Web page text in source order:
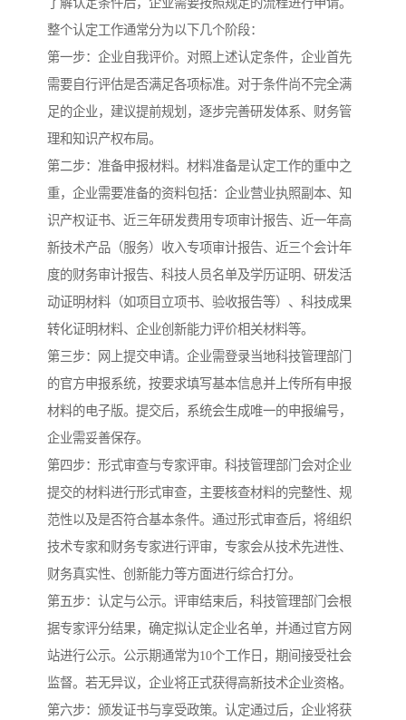
了解认定条件后，企业需要按照规定的流程进行申请。
整个认定工作通常分为以下几个阶段：
第一步：企业自我评价。对照上述认定条件，企业首先
需要自行评估是否满足各项标准。对于条件尚不完全满
足的企业，建议提前规划，逐步完善研发体系、财务管
理和知识产权布局。
第二步：准备申报材料。材料准备是认定工作的重中之
重，企业需要准备的资料包括：企业营业执照副本、知
识产权证书、近三年研发费用专项审计报告、近一年高
新技术产品（服务）收入专项审计报告、近三个会计年
度的财务审计报告、科技人员名单及学历证明、研发活
动证明材料（如项目立项书、验收报告等）、科技成果
转化证明材料、企业创新能力评价相关材料等。
第三步：网上提交申请。企业需登录当地科技管理部门
的官方申报系统，按要求填写基本信息并上传所有申报
材料的电子版。提交后，系统会生成唯一的申报编号，
企业需妥善保存。
第四步：形式审查与专家评审。科技管理部门会对企业
提交的材料进行形式审查，主要核查材料的完整性、规
范性以及是否符合基本条件。通过形式审查后，将组织
技术专家和财务专家进行评审，专家会从技术先进性、
财务真实性、创新能力等方面进行综合打分。
第五步：认定与公示。评审结束后，科技管理部门会根
据专家评分结果，确定拟认定企业名单，并通过官方网
站进行公示。公示期通常为10个工作日，期间接受社会
监督。若无异议，企业将正式获得高新技术企业资格。
第六步：颁发证书与享受政策。认定通过后，企业将获